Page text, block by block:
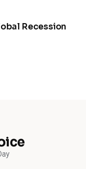
Recession